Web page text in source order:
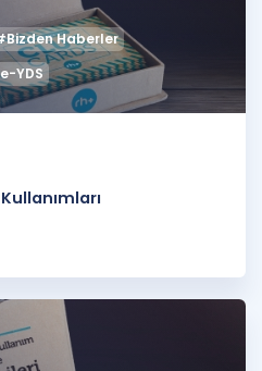
Haberler
YDS